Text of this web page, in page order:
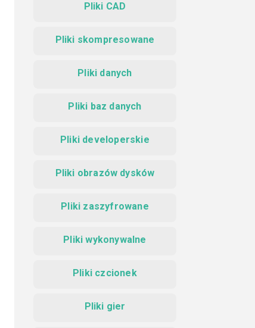
Pliki CAD
Pliki skompresowane
Pliki danych
Pliki baz danych
Pliki developerskie
Pliki obrazów dysków
Pliki zaszyfrowane
Pliki wykonywalne
Pliki czcionek
Pliki gier